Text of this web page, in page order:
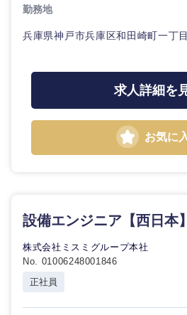
長崎県
勤務地
兵庫県神戸市兵庫区和田崎町一丁
求人詳細を
お気に
設備エンジニア【西日本】
株式会社ミスミグループ本社
No. 01006248001846
正社員